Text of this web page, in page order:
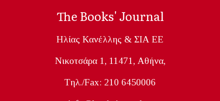
The Books' Journal
Ηλίας Κανέλλης & ΣΙΑ ΕΕ
Nικοτσάρα 1, 11471, Aθήνα,
Tηλ./Fax: 210 6450006